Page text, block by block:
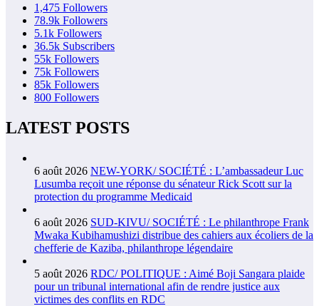
1,475 Followers
78.9k Followers
5.1k Followers
36.5k Subscribers
55k Followers
75k Followers
85k Followers
800 Followers
LATEST POSTS
6 août 2026 NEW-YORK/ SOCIÉTÉ : L’ambassadeur Luc
Lusumba reçoit une réponse du sénateur Rick Scott sur la
protection du programme Medicaid
6 août 2026 SUD-KIVU/ SOCIÉTÉ : Le philanthrope Frank
Mwaka Kubihamushizi distribue des cahiers aux écoliers de la
chefferie de Kaziba, philanthrope légendaire
5 août 2026 RDC/ POLITIQUE : Aimé Boji Sangara plaide
pour un tribunal international afin de rendre justice aux
victimes des conflits en RDC